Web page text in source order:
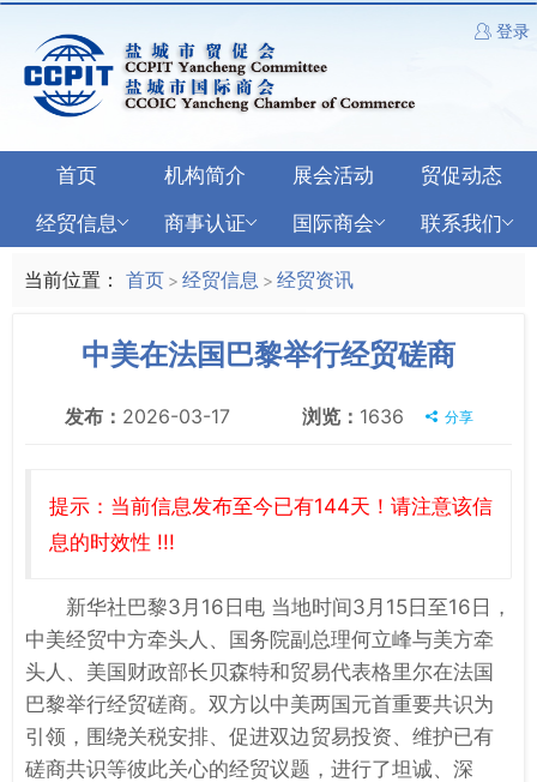
登录
首页 机构简介 展会活动
贸促动态
经贸信息
商事认证 国际商会 联系我们
当前位置： 首页 > 经贸信息 > 经贸资讯
中美在法国巴黎举行经贸磋商
发布： 2026-03-17 浏览： 1636 分享
提示：当前信息发布至今已有144天！请注意该信
息的时效性 !!!
新华社巴黎3月16日电 当地时间3月15日至16日，
中美经贸中方牵头人、国务院副总理何立峰与美方牵
头人、美国财政部长贝森特和贸易代表格里尔在法国
巴黎举行经贸磋商。双方以中美两国元首重要共识为
引领，围绕关税安排、促进双边贸易投资、维护已有
磋商共识等彼此关心的经贸议题，进行了坦诚、深